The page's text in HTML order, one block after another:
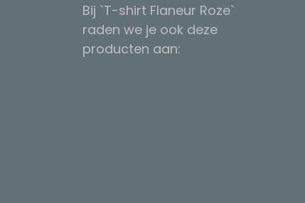
Bij `T-shirt Flaneur Roze`
raden we je ook deze
producten aan: